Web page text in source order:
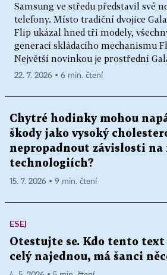
Samsung ve středu představil své
telefony. Místo tradiční dvojice
Flip ukázal hned tři modely,
generací skládacího mechanismu
Největší novinkou je prostřední
22. 7. 2026 ▪ 6 min. čtení
Chytré hodinky mohou
škody jako vysoký
nepropadnout závislosti na
technologiích?
15. 7. 2026 ▪ 9 min. čtení
ESEJ
Otestujte se. Kdo tento
celý najednou, má šanci